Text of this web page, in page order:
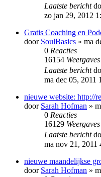
Laatste bericht
zo jan 29, 2012
Gratis Coaching en
door SoulBasics » ma
0 Reacties
16154 Weergaves
Laatste bericht
ma dec 05, 2011
nieuwe website: http://
door Sarah Hofman »
0 Reacties
16129 Weergaves
Laatste bericht
ma nov 21, 2011
nieuwe maandelijkse
door Sarah Hofman »